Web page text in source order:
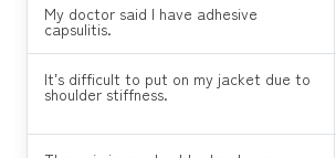
My doctor said I have adhesive
capsulitis.
It’s difficult to put on my jacket due to
shoulder stiffness.